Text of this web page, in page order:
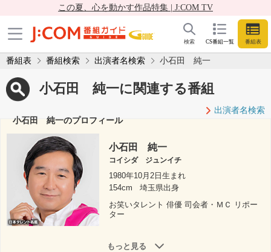
この夏、心を動かす作品特集 | J:COM TV
CS番組一覧 番組表
検索
番組表 番組検索 出演者名検索 小石田 純一
小石田 純一に関連する番組
出演者名検索
小石田 純一のプロフィール
小石田 純一
コイシダ ジュンイチ
1980年10月2日生まれ
154cm
埼玉県出身
お笑いタレント 俳優 司会者・ＭＣ リポー
ター
もっと見る